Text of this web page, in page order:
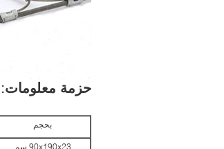
حزمة معلومات:
بحجم
90x190x23 سم